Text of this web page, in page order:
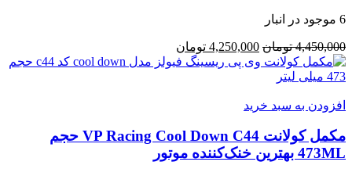
6 موجود در انبار
4,450,000 تومان قیمت
اصلی:
4,250,000 تومان
فعلی:
افزودن به سبد خرید
مکمل کولانت VP Racing Cool Down C44 حجم
473ML بهترین خنک‌کننده موتور